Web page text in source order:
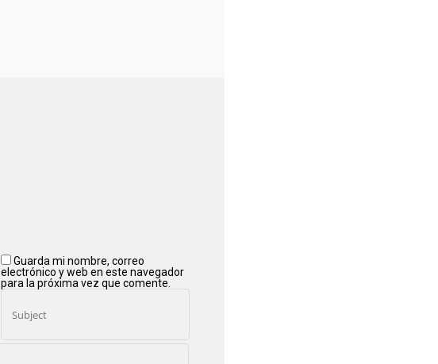
Guarda mi nombre, correo
electrónico y web en este navegador
para la próxima vez que comente.